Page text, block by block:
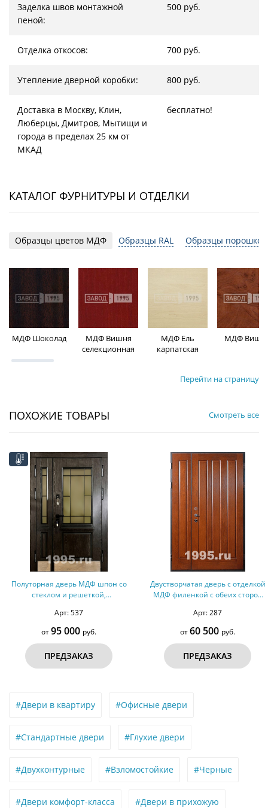
Заделка швов монтажной
пеной:
500 руб.
Отделка откосов: 700 руб.
Утепление дверной коробки: 800 руб.
Доставка в Москву, Клин,
Люберцы, Дмитров, Мытищи и
города в пределах 25 км от
МКАД
бесплатно!
КАТАЛОГ ФУРНИТУРЫ И ОТДЕЛКИ
Образцы цветов МДФ Образцы RAL Образцы
МДФ Шоколад
МДФ Вишня
селекционная
МДФ Ель
карпатская
МДФ
Перейти на страницу
ПОХОЖИЕ ТОВАРЫ Смотреть все
дверь МДФ шпон со
и решеткой,
руб.
ПРЕДЗАКАЗ
Двустворчатая дверь с отделкой
МДФ филенкой с обеих сторон
руб.
ПРЕДЗАКАЗ
#Двери в квартиру #Офисные двери
#Стандартные двери #Глухие двери
#Двухконтурные #Взломостойкие #Черные
#Двери комфорт-класса #Двери в прихожую